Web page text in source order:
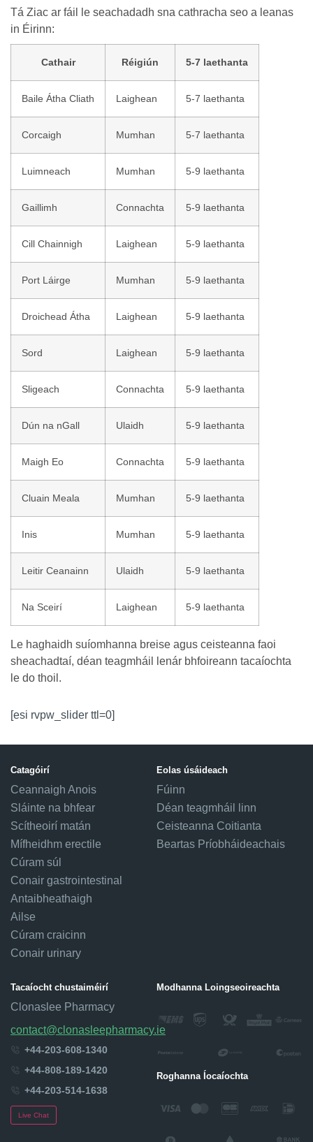
Tá Ziac ar fáil le seachadadh sna cathracha seo a leanas
in Éirinn:
Cathair Réigiún 5-7 laethanta
Baile Átha Cliath Laighean 5-7 laethanta
Corcaigh Mumhan 5-7 laethanta
Luimneach Mumhan 5-9 laethanta
Gaillimh Connachta 5-9 laethanta
Cill Chainnigh Laighean 5-9 laethanta
Port Láirge Mumhan 5-9 laethanta
Droichead Átha Laighean 5-9 laethanta
Sord Laighean 5-9 laethanta
Sligeach Connachta 5-9 laethanta
Dún na nGall Ulaidh 5-9 laethanta
Maigh Eo Connachta 5-9 laethanta
Cluain Meala Mumhan 5-9 laethanta
Inis Mumhan 5-9 laethanta
Leitir Ceanainn Ulaidh 5-9 laethanta
Na Sceirí Laighean 5-9 laethanta
Le haghaidh suíomhanna breise agus ceisteanna faoi
sheachadtaí, déan teagmháil lenár bhfoireann tacaíochta
le do thoil.
[esi rvpw_slider ttl=0]
Catagóirí
Ceannaigh Anois
Sláinte na bhfear
Scítheoirí matán
Mífheidhm erectile
Cúram súl
Conair gastrointestinal
Antaibheathaigh
Ailse
Cúram craicinn
Conair urinary
Eolas úsáideach
Fúinn
Déan teagmháil linn
Ceisteanna Coitianta
Beartas Príobháideachais
Tacaíocht chustaiméirí
Clonaslee Pharmacy
contact@clonasleepharmacy.ie
+44-203-608-1340
+44-808-189-1420
+44-203-514-1638
Live Chat
Modhanna Loingseoireachta
Roghanna Íocaíochta